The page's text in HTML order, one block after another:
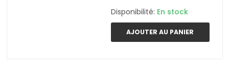
Disponibilité: En stock
AJOUTER AU PANIER